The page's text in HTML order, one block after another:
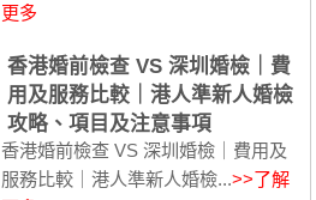
更多
香港婚前檢查 VS 深圳婚檢｜費
用及服務比較｜港人準新人婚檢
攻略、項目及注意事項
香港婚前檢查 VS 深圳婚檢｜費用及
服務比較｜港人準新人婚檢...>>了解